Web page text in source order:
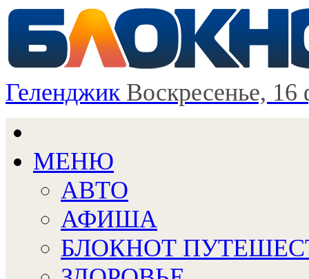
Геленджик Воскресенье, 16
МЕНЮ
АВТО
АФИША
БЛОКНОТ